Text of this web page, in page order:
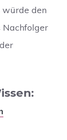
würde den
Nachfolger